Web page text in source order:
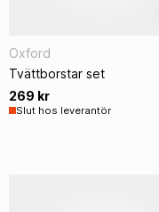
Oxford
Tvättborstar set
269 kr
Slut hos leverantör